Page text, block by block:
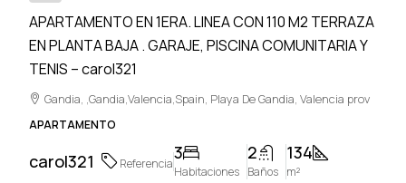
APARTAMENTO EN 1ERA. LINEA CON 110 M2 TERRAZA
EN PLANTA BAJA . GARAJE, PISCINA COMUNITARIA Y
TENIS – carol321
Gandia, ,Gandia,Valencia,Spain, Playa De Gandia, Valencia prov
APARTAMENTO
carol321 Referencia
3
Habitaciones
2
Baños
134
m²